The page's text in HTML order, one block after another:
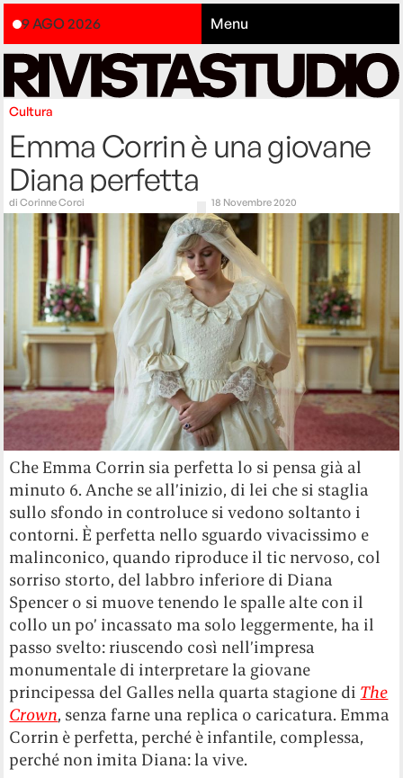
9 AGO 2026 Menu
Cultura
Emma Corrin è una giovane
Diana perfetta
diCorinne Corci 18 Novembre 2020
Che Emma Corrin sia perfetta lo si pensa già al
minuto 6. Anche se all’inizio, di lei che si staglia
sullo sfondo in controluce si vedono soltanto i
contorni. È perfetta nello sguardo vivacissimo e
malinconico, quando riproduce il tic nervoso, col
sorriso storto, del labbro inferiore di Diana
Spencer o si muove tenendo le spalle alte con il
collo un po’ incassato ma solo leggermente, ha il
passo svelto: riuscendo così nell’impresa
monumentale di interpretare la giovane
principessa del Galles nella quarta stagione di The
Crown, senza farne una replica o caricatura. Emma
Corrin è perfetta, perché è infantile, complessa,
perché non imita Diana: la vive.